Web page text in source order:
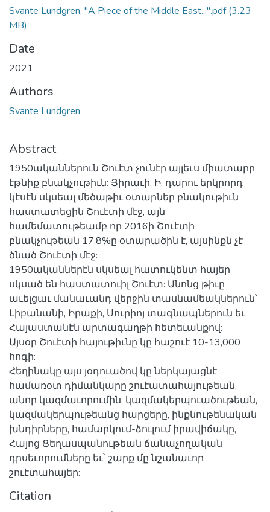
Svante Lundgren, "A Piece of the Middle East...".pdf(3.23
MB)
Date
2021
Authors
Svante Lundgren
Abstract
1950ականներուն Շուէտ չունէր այլեւս միատարր
էթնիք բնակչութիւն: Յիրաւի, Ի. դարու երկրորդ
կէսէն սկսեալ մեծաթիւ օտարներ բնակութիւն
հաստատեցին Շուէտի մէջ, այն
համեմատութեամբ որ 2016ի Շուէտի
բնակչութեան 17,8%ը օտարածին է, այսինքն չէ
ծնած Շուէտի մէջ:
1950ականներէն սկսեալ հատուկենտ հայեր
սկսած են հաստատուիլ Շուէտ: Անոնց թիւը
աւելցաւ մանաւանդ վերջին տասնամեակներուն՝
Լիբանանի, Իրաքի, Սուրիոյ տագնապներուն եւ
Հայաստանէն արտագաղթի հետեւանքով:
Այսօր Շուէտի հայութիւնը կը հաշուէ 10-13,000
հոգի:
Հեղինակը այս յօդուածով կը ներկայացնէ
համառօտ դիմանկարը շուէատահայութեան,
անոր կազմաւորումին, կազմակերպուածութեան,
կազմակերպութեանց հարցերը, ինքնութենական
խնդիրները, համարկում-ձուլում իրավիճակը,
Հայոց Ցեղասպանութեան ճանաչողական
դրսեւորումները եւ՝ շարք մը նշանաւոր
շուէտահայեր:
Citation